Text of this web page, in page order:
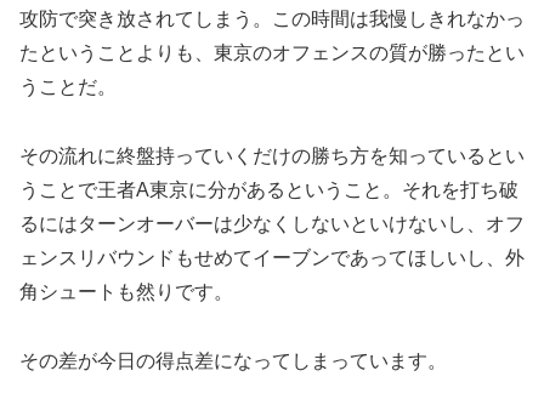
攻防で突き放されてしまう。この時間は我慢しきれなかっ
たということよりも、東京のオフェンスの質が勝ったとい
うことだ。
その流れに終盤持っていくだけの勝ち方を知っているとい
うことで王者A東京に分があるということ。それを打ち破
るにはターンオーバーは少なくしないといけないし、オフ
ェンスリバウンドもせめてイーブンであってほしいし、外
角シュートも然りです。
その差が今日の得点差になってしまっています。